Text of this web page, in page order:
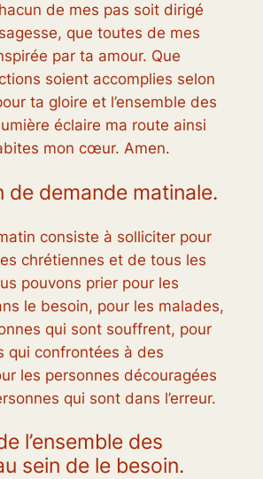
de mes pas soit dirigé
que toutes de mes
par ta amour. Que
soient accomplies selon
ta gloire et l’ensemble des
éclaire ma route ainsi
mon cœur. Amen.
de demande matinale.
consiste à solliciter pour
chrétiennes et de tous les
pouvons prier pour les
le besoin, pour les malades,
qui sont souffrent, pour
qui confrontées à des
les personnes découragées
qui sont dans l’erreur.
l’ensemble des
sein de le besoin.